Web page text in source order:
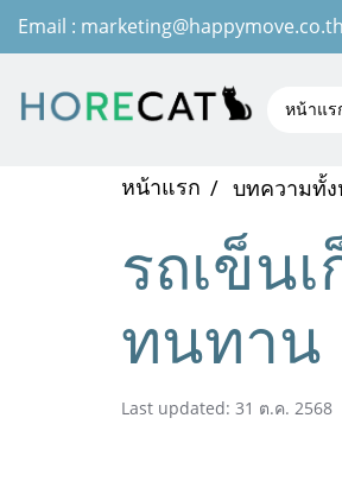
Email : marketing@happymove.co.th
หน้าแร
หน้าแรก บทความทั้
รถเข็น
ทนทาน
Last updated: 31 ต.ค. 2568